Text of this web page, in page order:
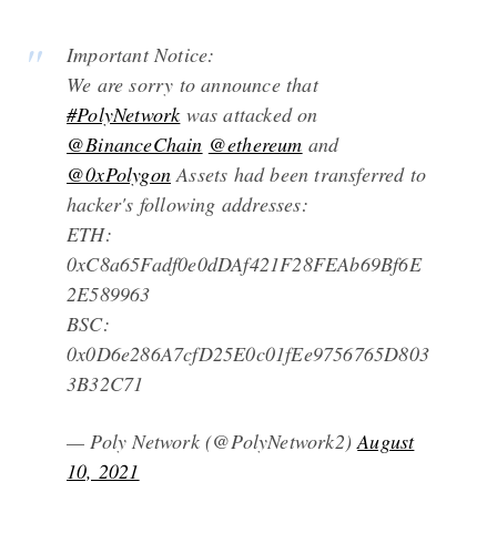
Important Notice:
We are sorry to announce that
#PolyNetworkwas attacked on
@BinanceChain @ethereum and
@0xPolygonAssets had been transferred to
hacker's following addresses:
ETH:
0xC8a65Fadf0e0dDAf421F28FEAb69Bf6E
2E589963
BSC:
0x0D6e286A7cfD25E0c01fEe9756765D803
3B32C71
— Poly Network (@PolyNetwork2)August
10, 2021